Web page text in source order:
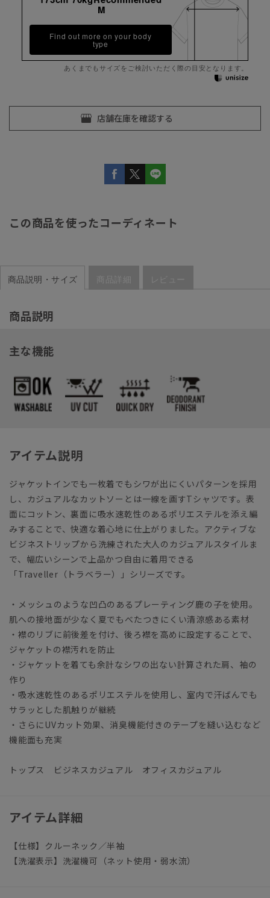
M
Find out more on your body
type
あくまでもサイズをご検討いただく際の目安となります。
この商品を使ったコーディネート
商品説明・サイズ 商品詳細 レビュー
商品説明
主な機能
アイテム説明
ジャケットインでも一枚着でもシワが出にくいパターンを採用
し、カジュアルなカットソーとは一線を画すTシャツです。表
面にコットン、裏面に吸水速乾性のあるポリエステルを添え編
みすることで、快適な着心地に仕上がりました。アクティブな
ビジネストリップから洗練された大人のカジュアルスタイルま
で、幅広いシーンで上品かつ自由に着用できる
「Traveller（トラベラー）」シリーズです。
・メッシュのような凹凸のあるプレーティング鹿の子を使用。
肌への接地面が少なく夏でもべたつきにくい清涼感ある素材
・襟のリブに前後差を付け、後ろ襟を高めに設定することで、
ジャケットの襟汚れを防止
・ジャケットを着ても余計なシワの出ない計算された肩、袖の
作り
・吸水速乾性のあるポリエステルを使用し、室内で汗ばんでも
サラッとした肌触りが継続
・さらにUVカット効果、消臭機能付きのテープを縫い込むなど
機能面も充実
トップス ビジネスカジュアル オフィスカジュアル
アイテム詳細
【仕様】クルーネック／半袖
【洗濯表示】洗濯機可（ネット使用・弱水流）